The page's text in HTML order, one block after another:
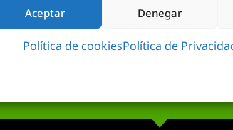
Aceptar Denegar
Política de cookiesPolítica de
empresa con más de 20 años de
personalizado para lograr un
Nos encargamos de tus